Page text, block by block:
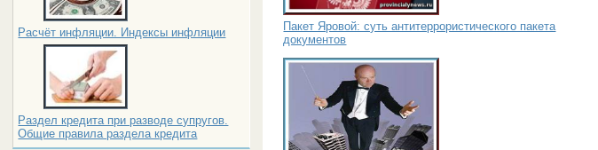
Расчёт инфляции. Индексы инфляции
Раздел кредита при разводе супругов.
Общие правила раздела кредита
Пакет Яровой: суть антитеррористического пакета
документов